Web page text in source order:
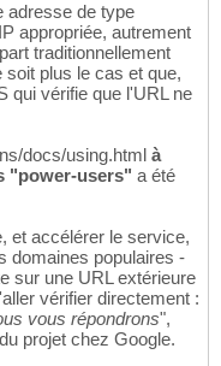
adresse de type
appropriée, autrement
traditionnellement
plus le cas et que,
qui vérifie que l'URL ne
docs/using.html à
"power-users" a été
et accélérer le service,
domaines populaires -
sur une URL extérieure
vérifier directement :
vous répondrons",
projet chez Google.